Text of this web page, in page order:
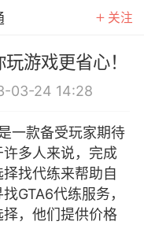
关注
游戏更省心！
03-24 14:28
一款备受玩家期待
多人来说，完成
找代练来帮助自
GTA6代练服务，
，他们提供价格